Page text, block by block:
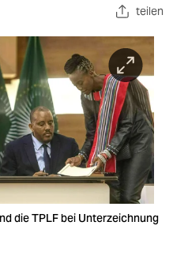
teilen
die TPLF bei Unterzeichnung